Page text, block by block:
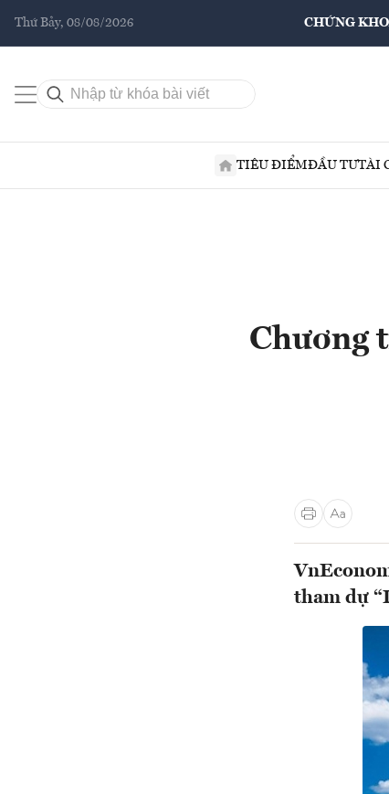
Thứ Bảy, 08/08/2026 CHỨNG
TIÊU ĐIỂMĐẦU TƯTÀI
Chương
tham dự